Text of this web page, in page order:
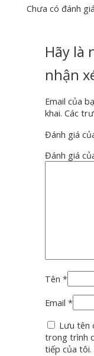
Chưa có đánh
Hãy là
nhận
Email của
khai. Các
Đánh giá
Đánh giá
Tên*
Email*
Lưu tên
trong trình
tiếp của tôi.